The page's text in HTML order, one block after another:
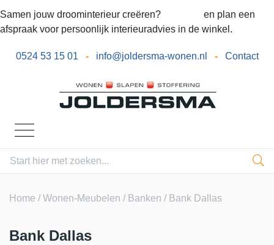
Samen jouw droominterieur creëren?
en plan een
afspraak voor persoonlijk interieuradvies in de winkel.
0524 53 15 01 - info@joldersma-wonen.nl - Contact
Home /Wonen-Meubelen / Banken / Bank Dallas
Bank Dallas